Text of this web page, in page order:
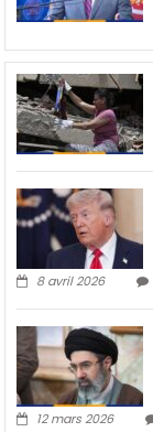
8 avril 2026
12 mars 2026